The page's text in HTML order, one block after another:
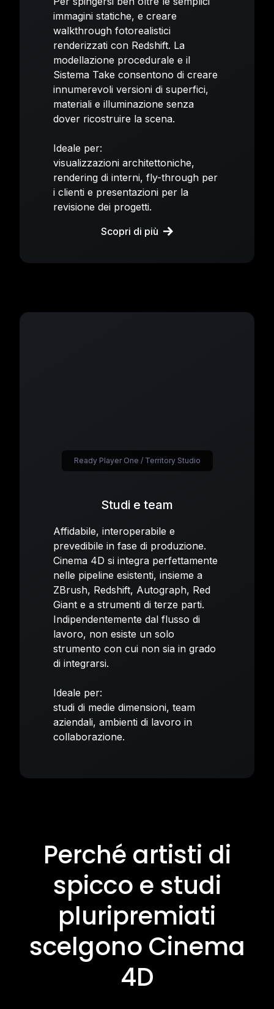
immagini statiche, e creare
walkthrough fotorealistici
renderizzati con Redshift. La
modellazione procedurale e il
Sistema Take consentono di creare
innumerevoli versioni di superfici,
materiali e illuminazione senza
dover ricostruire la scena.
Ideale per:
visualizzazioni architettoniche,
rendering di interni, fly-through per
i clienti e presentazioni per la
revisione dei progetti.
Scopri di più
Studi e team
Affidabile, interoperabile e
prevedibile in fase di produzione.
Cinema 4D si integra perfettamente
nelle pipeline esistenti, insieme a
ZBrush, Redshift, Autograph, Red
Giant e a strumenti di terze parti.
Indipendentemente dal flusso di
lavoro, non esiste un solo
strumento con cui non sia in grado
di integrarsi.
Ideale per:
studi di medie dimensioni, team
aziendali, ambienti di lavoro in
collaborazione.
Ready Player One / Territory Studio
Perché artisti di
spicco e studi
pluripremiati
scelgono Cinema
4D